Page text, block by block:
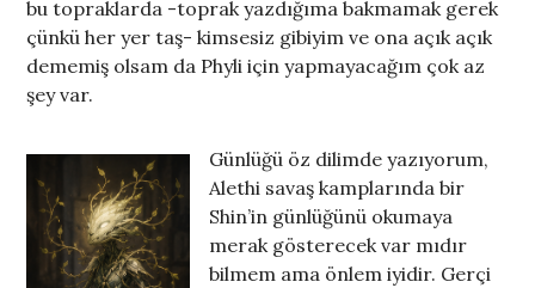
bu topraklarda -toprak yazdığıma bakmamak gerek
çünkü her yer taş- kimsesiz gibiyim ve ona açık açık
dememiş olsam da Phyli için yapmayacağım çok az
şey var.
Günlüğü öz dilimde yazıyorum,
Alethi savaş kamplarında bir
Shin’in günlüğünü okumaya
merak gösterecek var mıdır
bilmem ama önlem iyidir. Gerçi